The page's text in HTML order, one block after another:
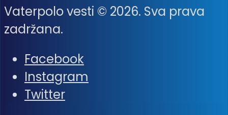
Vaterpolo vesti © 2026. Sva prava
zadržana.
Facebook
Instagram
Twitter